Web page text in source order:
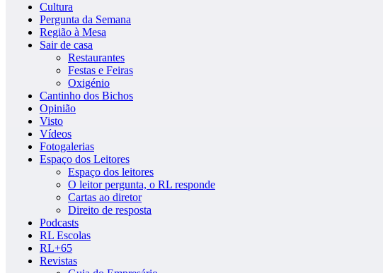
Cultura
Pergunta da Semana
Região à Mesa
Sair de casa
Restaurantes
Festas e Feiras
Oxigénio
Cantinho dos Bichos
Opinião
Visto
Vídeos
Fotogalerias
Espaço dos Leitores
Espaço dos leitores
O leitor pergunta, o RL responde
Cartas ao diretor
Direito de resposta
Podcasts
RL Escolas
RL+65
Revistas